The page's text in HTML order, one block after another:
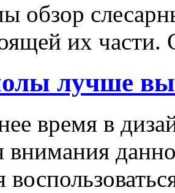
обзор
их части.
лучше
время в
внимания